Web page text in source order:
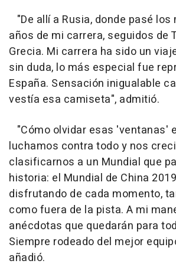
"De allí a Rusia, donde pasé
años de mi carrera, seguidos de
Grecia. Mi carrera ha sido un
sin duda, lo más especial fue
España. Sensación inigualable
vestía esa camiseta", admitió.
"Cómo olvidar esas 'ventanas'
luchamos contra todo y nos
clasificarnos a un Mundial que
historia: el Mundial de China
disfrutando de cada momento,
como fuera de la pista. A mi
anécdotas que quedarán para
Siempre rodeado del mejor
añadió.